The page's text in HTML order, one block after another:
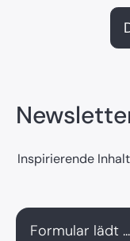
Inspirierende
Formular lädt ...